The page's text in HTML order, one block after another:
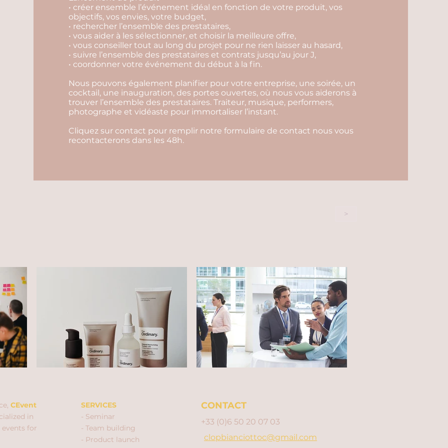
• créer ensemble l’événement idéal en fonction de votre produit, vos
objectifs, vos envies, votre budget,
• rechercher l’ensemble des prestataires,
• vous aider à les sélectionner, et choisir la meilleure offre,
• vous conseiller tout au long du projet pour ne rien laisser au hasard,
• suivre l’ensemble des prestataires et contrats jusqu’au jour J,
• coordonner votre événement du début à la fin.
Nous pouvons également planifier pour votre entreprise, une soirée, un
cocktail, une inauguration, des portes ouvertes, où nous vous aiderons à
trouver l’ensemble des prestataires. Traiteur, musique, performers,
photographe et vidéaste pour immortaliser l’instant.
Cliquez sur contact pour remplir notre formulaire de contact nous vous
recontacterons dans les 48h.
>
CEvent
in
for
SERVICES
- Seminar
- Team building
- Product launch
CONTACT
+33 (0)6 50 20 07 03
clopbianciottoc@gmail.com